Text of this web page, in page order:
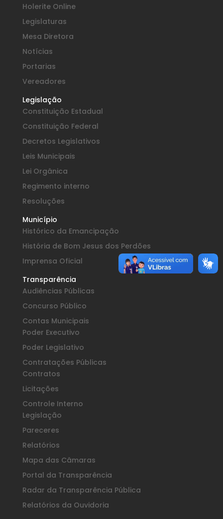
Holerite Online
Legislaturas
Mesa Diretora
Notícias
Portarias
Vereadores
Legislação
Constituição Estadual
Constituição Federal
Decretos Legislativos
Leis Municipais
Lei Orgânica
Regimento interno
Resoluções
Município
Histórico da Emancipação
História de Bom Jesus dos Perdões
Imprensa Oficial
Transparência
Audiências Públicas
Concurso Público
Contas Municipais
Poder Executivo
Poder Legislativo
Contratações Públicas
Contratos
Licitações
Controle Interno
Legislação
Pareceres
Relatórios
Mapa das Câmaras
Portal da Transparência
Radar da Transparência Pública
Relatórios da Ouvidoria